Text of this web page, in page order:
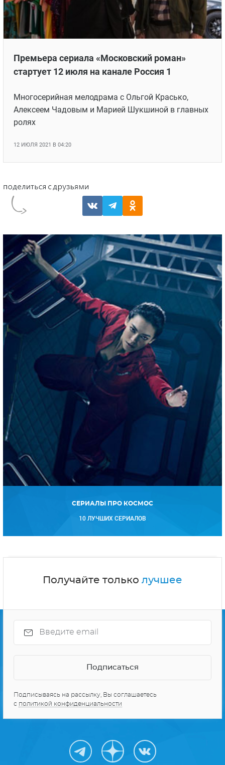
Премьера сериала «Московский роман»
стартует 12 июля на канале Россия 1
Многосерийная мелодрама с Ольгой Красько,
Алексеем Чадовым и Марией Шукшиной в главных
ролях
12 ИЮЛЯ 2021 В 04:20
СЕРИАЛЫ ПРО КОСМОС
10 ЛУЧШИХ СЕРИАЛОВ
Получайте только лучшее
Подписываясь на рассылку, Вы соглашаетесь
с политикой конфиденциальности